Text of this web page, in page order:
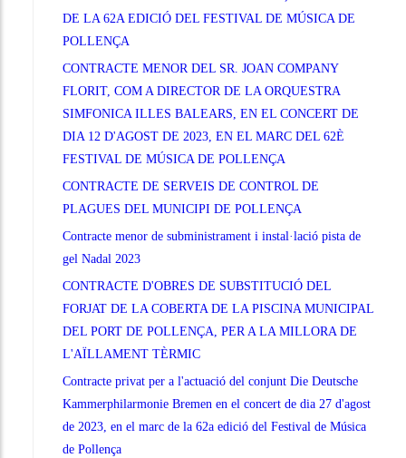
DE LA 62A EDICIÓ DEL FESTIVAL DE MÚSICA DE
POLLENÇA
CONTRACTE MENOR DEL SR. JOAN COMPANY
FLORIT, COM A DIRECTOR DE LA ORQUESTRA
SIMFONICA ILLES BALEARS, EN EL CONCERT DE
DIA 12 D'AGOST DE 2023, EN EL MARC DEL 62È
FESTIVAL DE MÚSICA DE POLLENÇA
CONTRACTE DE SERVEIS DE CONTROL DE
PLAGUES DEL MUNICIPI DE POLLENÇA
Contracte menor de subministrament i instal·lació pista de
gel Nadal 2023
CONTRACTE D'OBRES DE SUBSTITUCIÓ DEL
FORJAT DE LA COBERTA DE LA PISCINA MUNICIPAL
DEL PORT DE POLLENÇA, PER A LA MILLORA DE
L'AÏLLAMENT TÈRMIC
Contracte privat per a l'actuació del conjunt Die Deutsche
Kammerphilarmonie Bremen en el concert de dia 27 d'agost
de 2023, en el marc de la 62a edició del Festival de Música
de Pollença